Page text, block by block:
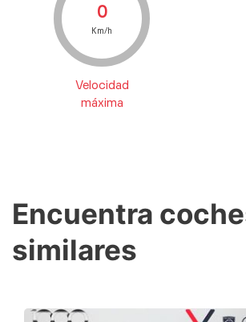
0
Km/h
Velocidad
máxima
Encuentra
similares